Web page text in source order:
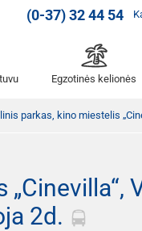
(0-37) 32 44 54
Egzotinės kelionės
parkas, kino miestelis
2d.